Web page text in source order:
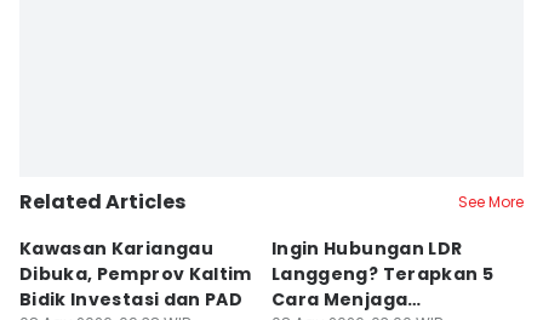
Related Articles See More
Kawasan Kariangau
Dibuka, Pemprov Kaltim
Bidik Investasi dan PAD
Ingin Hubungan LDR
Langgeng? Terapkan 5
Cara Menjaga